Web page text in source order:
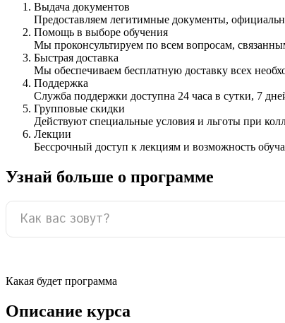
Выдача документов
Предоставляем легитимные документы,
Помощь в выборе обучения
Мы проконсультируем по всем вопросам,
Быстрая доставка
Мы обеспечиваем бесплатную доставку всех
Поддержка
Служба поддержки доступна 24 часа в сутки, 7
Групповые скидки
Действуют специальные условия и льготы при
Лекции
Бессрочный доступ к лекциям и возможность
Узнай больше о программе
Какая будет программа
Описание курса